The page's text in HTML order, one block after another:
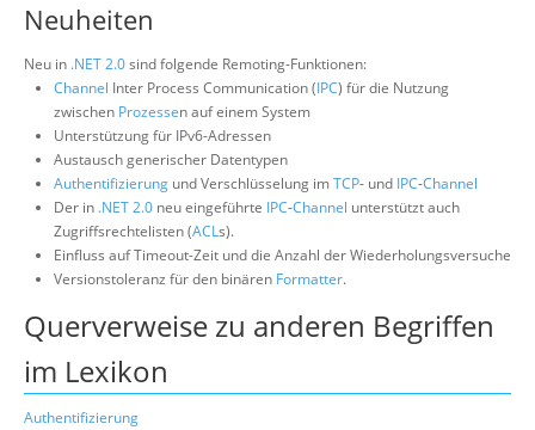
Neuheiten
Neu in .NET 2.0sind folgende Remoting-Funktionen:
Channel Inter Process Communication (IPC) für die Nutzung
zwischen Prozessen auf einem System
Unterstützung für IPv6-Adressen
Austausch generischer Datentypen
Authentifizierung und Verschlüsselung imTCP- und IPC-Channel
Der in .NET 2.0 neu eingeführte IPC-Channel unterstützt auch
Zugriffsrechtelisten (ACLs).
Einfluss auf Timeout-Zeit und die Anzahl der Wiederholungsversuche
Versionstoleranz für den binären Formatter.
Querverweise zu anderen Begriffen
im Lexikon
Authentifizierung